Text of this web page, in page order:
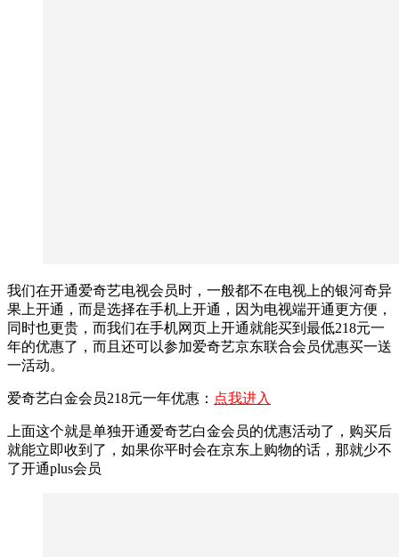
我们在开通爱奇艺电视会员时，一般都不在电视上的银河奇异
果上开通，而是选择在手机上开通，因为电视端开通更方便，
同时也更贵，而我们在手机网页上开通就能买到最低218元一
年的优惠了，而且还可以参加爱奇艺京东联合会员优惠买一送
一活动。
爱奇艺白金会员218元一年优惠： 点我进入
上面这个就是单独开通爱奇艺白金会员的优惠活动了，购买后
就能立即收到了，如果你平时会在京东上购物的话，那就少不
了开通plus会员